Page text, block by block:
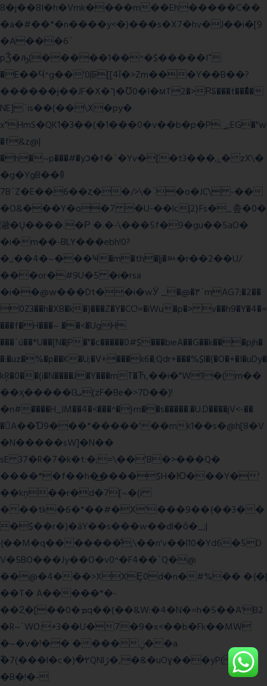
8�j��8I�h�Vmk����m��Eh�����C��
�a�#��*�n����y<�)���s�X7�hv�J��i�[9
�A���6`
pǮ�ԡ(�����1��^�$�����I־
�E��Ϥ^g��'0|ꠓ[[4ΐ�>Zm���Y��B��?
������j��JF�X�ך�Ʊ0�I�мT2�>P̶S���t���ͩ�
NE]`is��(��\X�py�
x"HmS�QK1�3��(�1���0�v��b�p�P؃;EG�"w
�f&z@|
�h�~p���#�yכ�f�`�Yv�[�t3���ۑ� zX\�
�g�YgB��龺
7B`Z�E��6��ȥ��/>\�`�o�JC\ -��
�O&���Y�o�7 �U-��lc|2}Fs�_촢�0�
瀜�Ų����.�Ρ �.�-\���5f�9�gu��5aO�
�i�m��-BLY���ebh!0?
�,;��4�~���Ҹ�m�th�|j�ᇞ�r��2��U/
���or�#9U�5 �i�rsa
�i��@w���Dt��i�wӰ _�@�٣`mAG7;�2��
0Z3��h�XB�k�)���Z�Y�CC!=�iWu�p�> v��h9�Y�4�=
���f�H���~ ��<�UgH
���`ú��*U��[N�|P�"�c�����0#$���bieA��G��k���pjh�
�:�uz�%�p��K�U;�V+���k6�;Qdr+���%$l�(�O�+�I�uDy�
kŖ�0��(i�N����J�Y���mT�Ћ,��i�"W1�(m��
��ӽ�����l3ܝ(zF�Be�>7D��)!
�n#����H_lM��4�<���^�}m��s�����.�U.D����jV<-��
�A��Ɗ9���*�����'��mk1��s�@h[8�V
�N�����sW]�N��
sE 37�R�7�k�t:�;=\��'B�>���Q�
����*�f��h�͢����$H�Ю���Y�'
��kņ��r�d�7[~�(i
���tk�6�*��#�X'���9��{��3��
�$��r�)�āY��s���w��dl�ȏ�_;|
{��M�q�������̆;\��n'v��l10�Yd6�5D
V�5BO���Jy��O�v0^�F4��`Q�@
��@�4���>XXȨ0d�n�#%�� �{�|
��T� A�����*�-
��2͔�[��0�ܡq��(��&W:�4�N�=h�5��A'B2
�R~`WO:+3��U�7�9�x<��b�Fk��MW
�~�v�!�� ����ݧ��a
ّ�7(���l�c�)�۲QNlڙ�,�&�uOɣ���yP( z�D|
�B�!�-